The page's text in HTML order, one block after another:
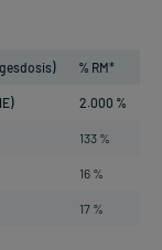
% RM*
2.000 %
133 %
16 %
17 %